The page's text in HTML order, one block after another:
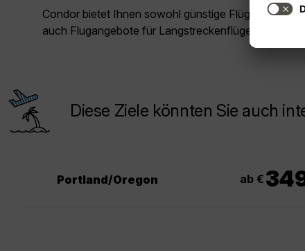
Condor bietet Ihnen sowohl günstige Flüge für die
auch Flugangebote für Langstreckenflüge.
Diese Ziele könnten Sie auch
Portland/Oregon ab €